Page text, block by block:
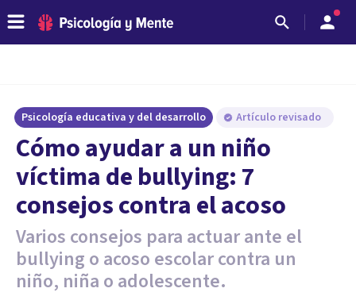
Psicología educativa y del desarrollo Artículo revisado
Cómo ayudar a un niño
víctima de bullying: 7
consejos contra el acoso
Varios consejos para actuar ante el
bullying o acoso escolar contra un
niño, niña o adolescente.